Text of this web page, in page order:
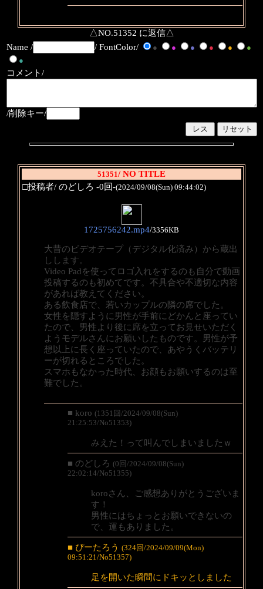
△NO.51352 に返信△
Name /
/ FontColor/ ● ● ● ● ●
●
●
コメント/
/削除キー/
51351/ NO TITLE
□投稿者/ のどしろ -0回-(2024/09/08(Sun) 09:44:02)
1725756242.mp4/3356KB
大昔のビデオテープ（デジタル化済み）から蔵出
しします。
Video Padを使ってロゴ入れをするのも自分で動画
投稿するのも初めてです。不具合や不適切な内容
があれば教えてください。
ある飲食店で、若いカップルの隣の席でした。
女性を隠すように男性が手前にどかんと座ってい
たので、男性より後に席を立ってお見せいただく
ようモデルさんにお願いしたものです。男性が予
想以上に長く座っていたので、あやうくバッテリ
ーが切れるところでした。
スマホもなかった時代、お顔もお願いするのは至
難でした。
■ koro (1351回/2024/09/08(Sun)
21:25:53/No51353)
みえた！って叫んでしまいましたｗ
■ のどしろ (0回/2024/09/08(Sun)
22:02:14/No51355)
koroさん、ご感想ありがとうございま
す！
男性にはちょっとお願いできないの
で、運もありました。
■ ぴーたろう (324回/2024/09/09(Mon)
09:51:21/No51357)
足を開いた瞬間にドキッとしました